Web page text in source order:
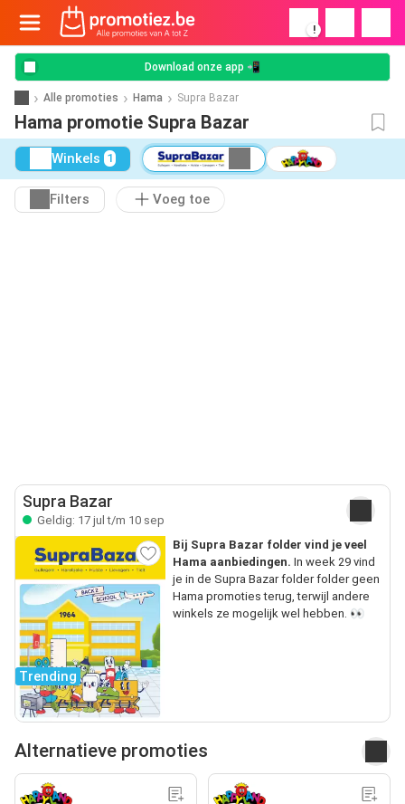
!
Download onze app 📲
Alle promoties Hama Supra Bazar
Hama promotie Supra Bazar
Winkels 1
Filters Voeg toe
Supra Bazar
Geldig: 17 jul t/m 10 sep
Trending
Bij Supra Bazar folder vind je veel
Hama aanbiedingen. In week 29 vind
je in de Supra Bazar folder folder geen
Hama promoties terug, terwijl andere
winkels ze mogelijk wel hebben. 👀
Alternatieve promoties